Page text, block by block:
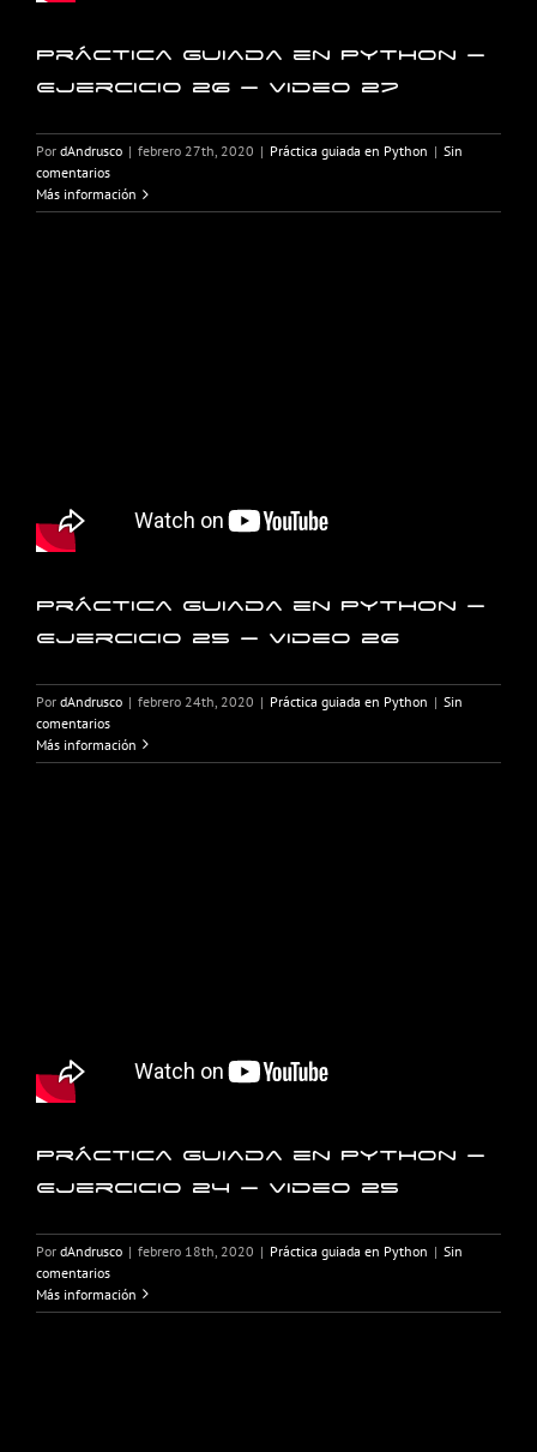
Práctica guiada en Python –
Ejercicio 26 – Video 27
Por dAndrusco | febrero 27th, 2020 | Práctica guiada en Python | Sin
comentarios
Más información
Práctica guiada en Python –
Ejercicio 25 – Video 26
Por dAndrusco | febrero 24th, 2020 | Práctica guiada en Python | Sin
comentarios
Más información
Práctica guiada en Python –
Ejercicio 24 – Video 25
Por dAndrusco | febrero 18th, 2020 | Práctica guiada en Python | Sin
comentarios
Más información